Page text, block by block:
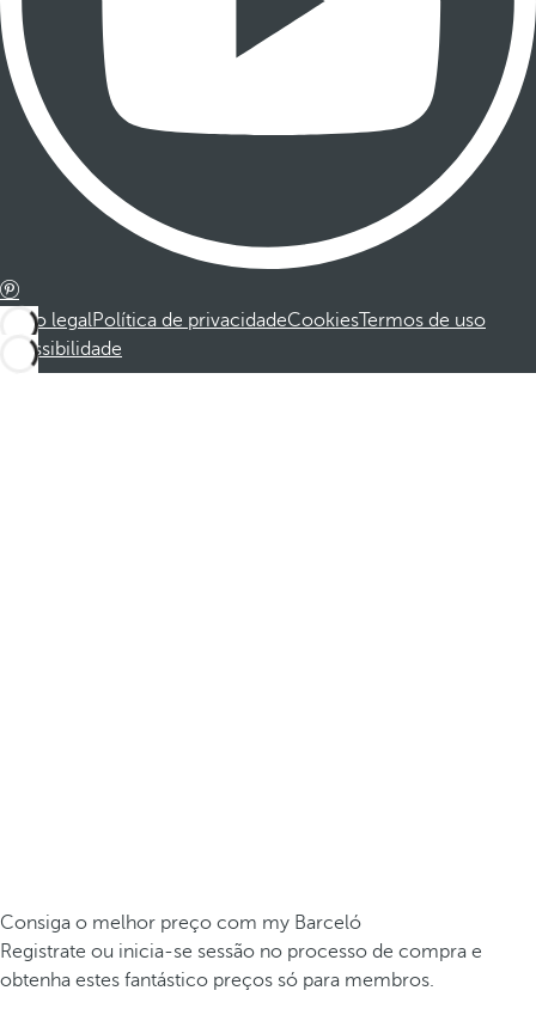
Aviso legalPolítica de privacidadeCookiesTermos de uso
Acessibilidade
Consiga o melhor preço com my Barceló
Registrate ou inicia-se sessão no processo de compra e
obtenha estes fantástico preços só para membros.